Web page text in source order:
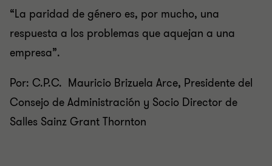
“La paridad de género es, por mucho, una
respuesta a los problemas que aquejan a una
empresa”.
Por: C.P.C. Mauricio Brizuela Arce, Presidente del
Consejo de Administración y Socio Director de
Salles Sainz Grant Thornton